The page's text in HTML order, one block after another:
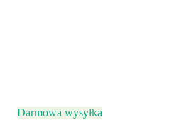
Darmowa wysyłka